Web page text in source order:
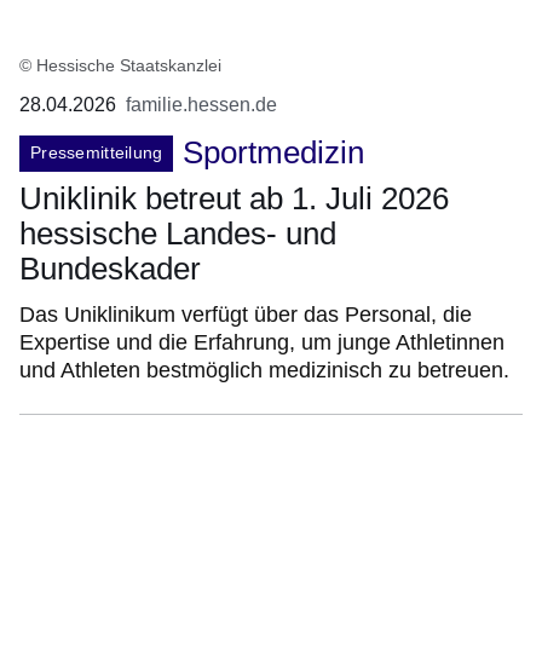
© Hessische Staatskanzlei
28.04.2026 familie.hessen.de
Pressemitteilung
Sportmedizin
Uniklinik betreut ab 1. Juli 2026
hessische Landes- und
Bundeskader
Das Uniklinikum verfügt über das Personal, die
Expertise und die Erfahrung, um junge Athletinnen
und Athleten bestmöglich medizinisch zu betreuen.